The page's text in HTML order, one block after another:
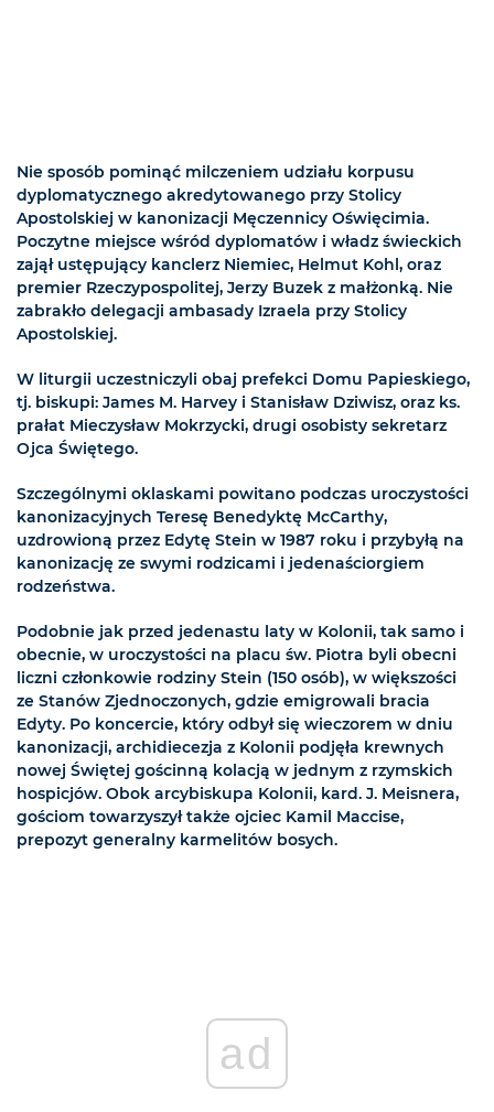
Nie sposób pominąć milczeniem udziału korpusu
dyplomatycznego akredytowanego przy Stolicy
Apostolskiej w kanonizacji Męczennicy Oświęcimia.
Poczytne miejsce wśród dyplomatów i władz świeckich
zajął ustępujący kanclerz Niemiec, Helmut Kohl, oraz
premier Rzeczypospolitej, Jerzy Buzek z małżonką. Nie
zabrakło delegacji ambasady Izraela przy Stolicy
Apostolskiej.
W liturgii uczestniczyli obaj prefekci Domu Papieskiego,
tj. biskupi: James M. Harvey i Stanisław Dziwisz, oraz ks.
prałat Mieczysław Mokrzycki, drugi osobisty sekretarz
Ojca Świętego.
Szczególnymi oklaskami powitano podczas uroczystości
kanonizacyjnych Teresę Benedyktę McCarthy,
uzdrowioną przez Edytę Stein w 1987 roku i przybyłą na
kanonizację ze swymi rodzicami i jedenaściorgiem
rodzeństwa.
Podobnie jak przed jedenastu laty w Kolonii, tak samo i
obecnie, w uroczystości na placu św. Piotra byli obecni
liczni członkowie rodziny Stein (150 osób), w większości
ze Stanów Zjednoczonych, gdzie emigrowali bracia
Edyty. Po koncercie, który odbył się wieczorem w dniu
kanonizacji, archidiecezja z Kolonii podjęła krewnych
nowej Świętej gościnną kolacją w jednym z rzymskich
hospicjów. Obok arcybiskupa Kolonii, kard. J. Meisnera,
gościom towarzyszył także ojciec Kamil Maccise,
prepozyt generalny karmelitów bosych.
ad